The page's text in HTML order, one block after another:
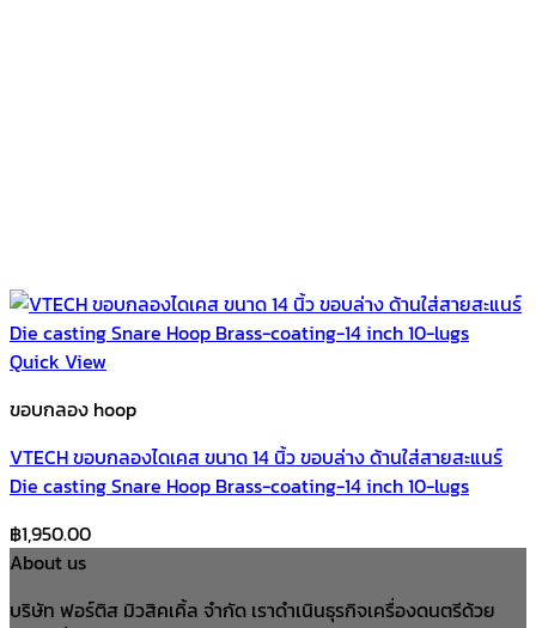
Quick View
ขอบกลอง hoop
VTECH ขอบกลองไดเคส ขนาด 14 นิ้ว ขอบล่าง ด้านใส่สายสะแนร์
Die casting Snare Hoop Brass-coating-14 inch 10-lugs
฿1,950.00
About us
บริษัท ฟอร์ติส มิวสิคเคิ้ล จำกัด เราดำเนินธุรกิจเครื่องดนตรีด้วย